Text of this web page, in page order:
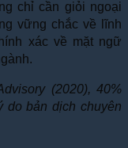
chỉ cần giỏi ngoại
vững chắc về lĩnh
xác về mặt ngữ
(2020), 40%
do bản dịch chuyên